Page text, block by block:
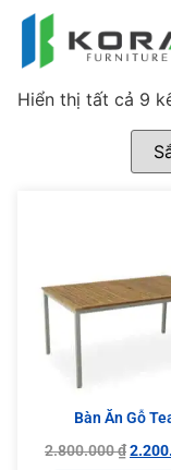
Hiển thị tất cả 9
Bàn Ăn Gỗ
2.800.000₫